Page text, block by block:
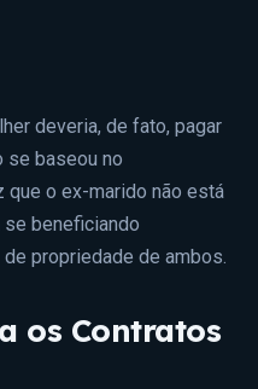
deveria, de fato, pagar
se baseou no
que o ex-marido não está
beneficiando
propriedade de ambos.
os Contratos